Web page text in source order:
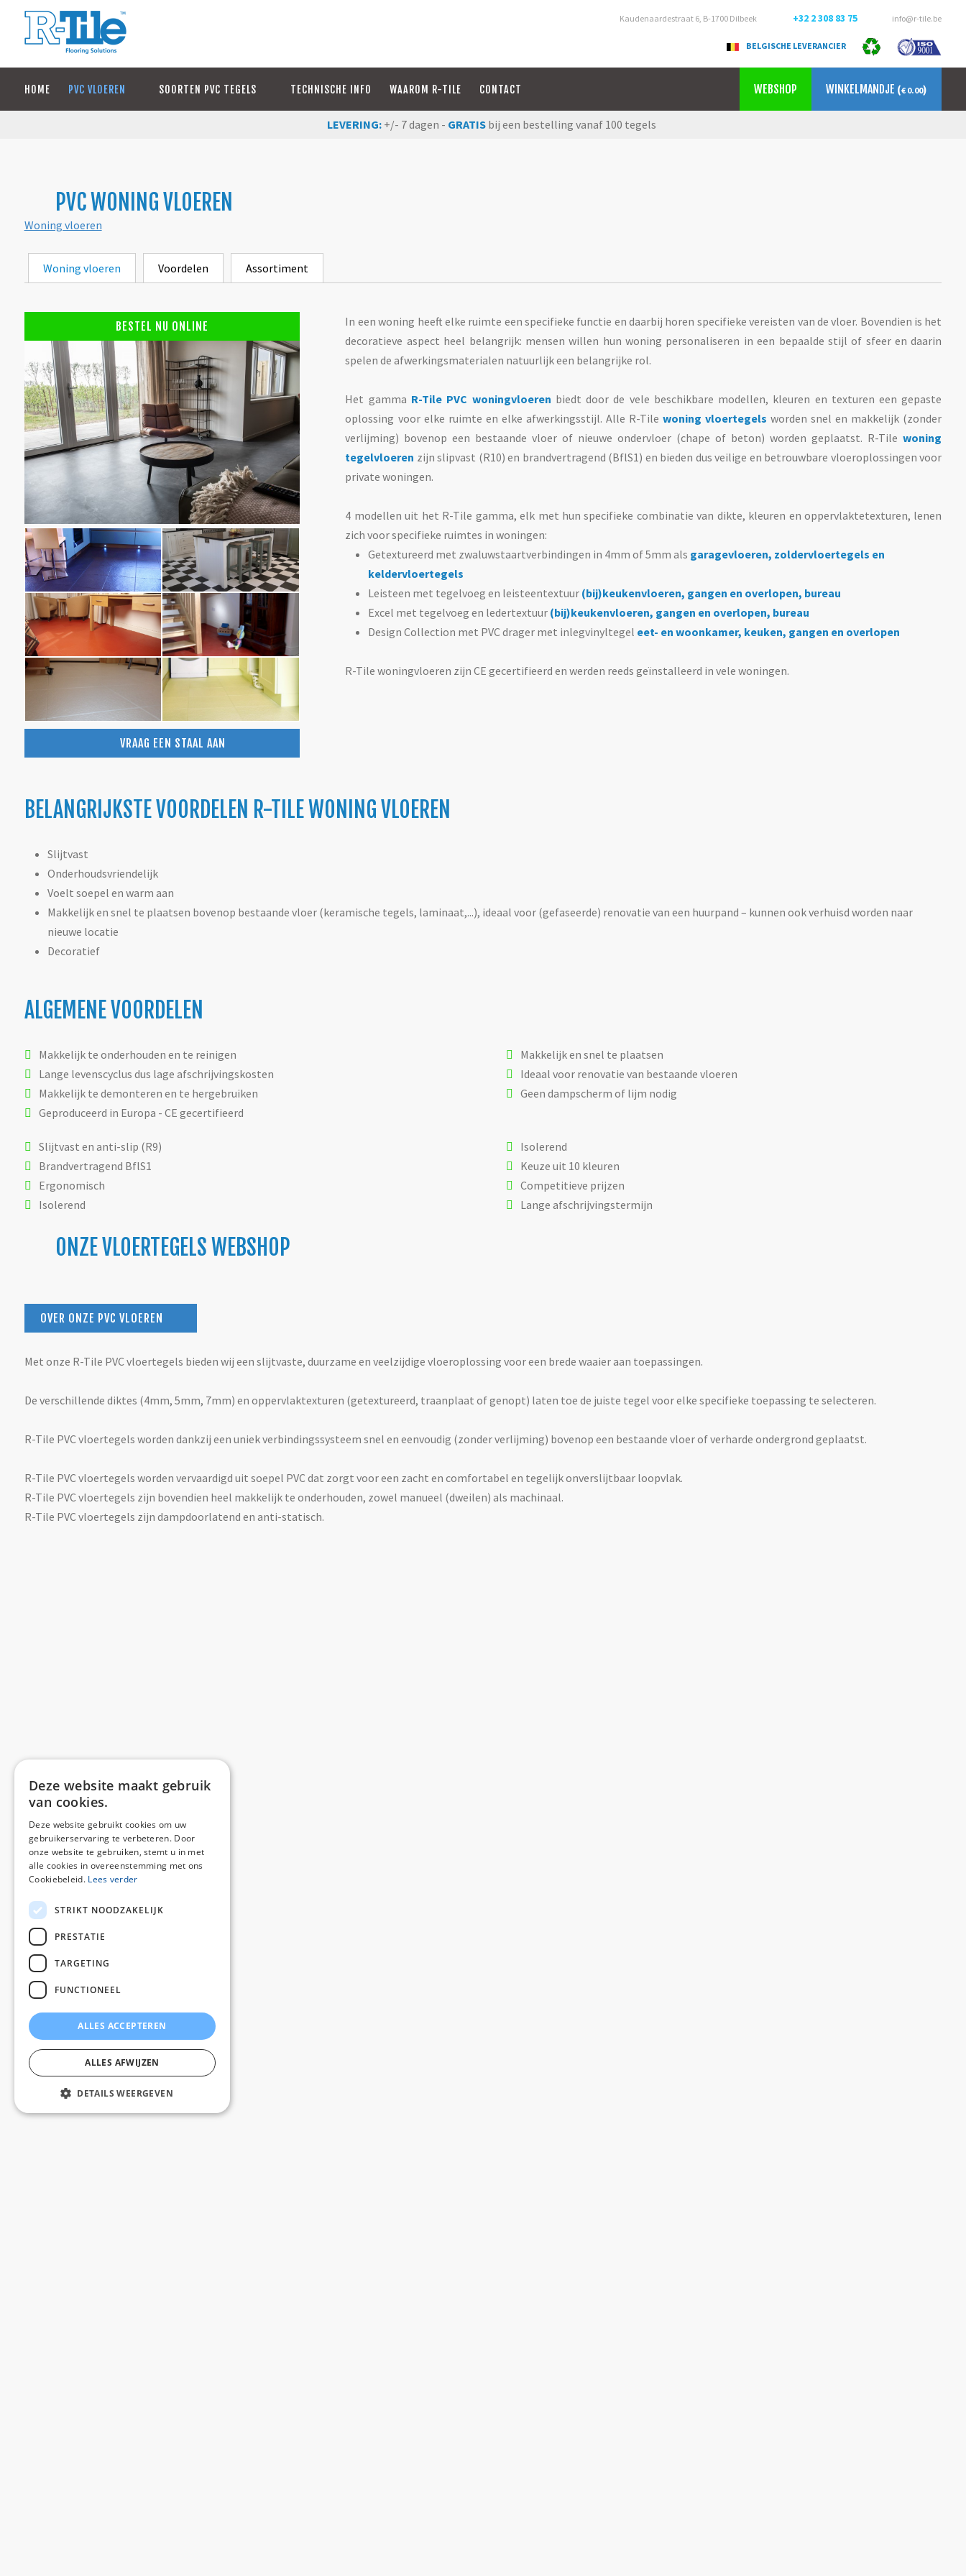
Kaudenaardestraat 6, B-1700 Dilbeek +32 2 308 83 75 info@r-tile.be
BELGISCHE LEVERANCIER
HOME PVC VLOEREN SOORTEN PVC TEGELS TECHNISCHE INFO WAAROM R-TILE CONTACT WINKELMANDJE (€ 0.00)
WEBSHOP
LEVERING: +/- 7 dagen - GRATISbij een bestelling vanaf 100 tegels
PVC WONING VLOEREN
Woning vloeren
Woning vloeren Voordelen Assortiment
In een woning heeft elke ruimte een specifieke functie en daarbij horen specifieke vereisten van de vloer. Bovendien is het
decoratieve aspect heel belangrijk: mensen willen hun woning personaliseren in een bepaalde stijl of sfeer en daarin
spelen de afwerkingsmaterialen natuurlijk een belangrijke rol.
Het gamma R-Tile PVC woningvloeren biedt door de vele beschikbare modellen, kleuren en texturen een gepaste
oplossing voor elke ruimte en elke afwerkingsstijl. Alle R-Tilewoning vloertegels worden snel en makkelijk (zonder
verlijming) bovenop een bestaande vloer of nieuwe ondervloer (chape of beton) worden geplaatst. R-Tilewoning
tegelvloeren zijn slipvast (R10) en brandvertragend (BflS1) en bieden dus veilige en betrouwbare vloeroplossingen voor
private woningen.
4 modellen uit het R-Tile gamma, elk met hun specifieke combinatie van dikte, kleuren en oppervlaktetexturen, lenen
zich voor specifieke ruimtes in woningen:
Getextureerd met zwaluwstaartverbindingen in 4mm of 5mm als garagevloeren, zoldervloertegels en
keldervloertegels
Leisteen met tegelvoeg en leisteentextuur (bij)keukenvloeren, gangen en overlopen, bureau
Excel met tegelvoeg en ledertextuur (bij)keukenvloeren, gangen en overlopen, bureau
Design Collection met PVC drager met inlegvinyltegel eet- en woonkamer, keuken, gangen en overlopen
R-Tile woningvloeren zijn CE gecertifieerd en werden reeds geïnstalleerd in vele woningen.
BESTEL NU ONLINE
VRAAG EEN STAAL AAN
BELANGRIJKSTE VOORDELEN R-TILE WONING VLOEREN
Slijtvast
Onderhoudsvriendelijk
Voelt soepel en warm aan
Makkelijk en snel te plaatsen bovenop bestaande vloer (keramische tegels, laminaat,...), ideaal voor (gefaseerde) renovatie van een huurpand – kunnen ook verhuisd worden naar
nieuwe locatie
Decoratief
ALGEMENE VOORDELEN
Makkelijk te onderhouden en te reinigen
Lange levenscyclus dus lage afschrijvingskosten
Makkelijk te demonteren en te hergebruiken
Geproduceerd in Europa - CE gecertifieerd
Makkelijk en snel te plaatsen
Ideaal voor renovatie van bestaande vloeren
Geen dampscherm of lijm nodig
Slijtvast en anti-slip (R9)
Brandvertragend BflS1
Ergonomisch
Isolerend
Isolerend
Keuze uit 10 kleuren
Competitieve prijzen
Lange afschrijvingstermijn
ONZE VLOERTEGELS WEBSHOP
OVER ONZE PVC VLOEREN
Met onze R-Tile PVC vloertegels bieden wij een slijtvaste, duurzame en veelzijdige vloeroplossing voor een brede waaier aan toepassingen.
De verschillende diktes (4mm, 5mm, 7mm) en oppervlaktexturen (getextureerd, traanplaat of genopt) laten toe de juiste tegel voor elke specifieke toepassing te selecteren.
R-Tile PVC vloertegels worden dankzij een uniek verbindingssysteem snel en eenvoudig (zonder verlijming) bovenop een bestaande vloer of verharde ondergrond geplaatst.
R-Tile PVC vloertegels worden vervaardigd uit soepel PVC dat zorgt voor een zacht en comfortabel en tegelijk onverslijtbaar loopvlak.
R-Tile PVC vloertegels zijn bovendien heel makkelijk te onderhouden, zowel manueel (dweilen) als machinaal.
R-Tile PVC vloertegels zijn dampdoorlatend en anti-statisch.
Deze website maakt gebruik
van cookies.
Deze website gebruikt cookies om uw
gebruikerservaring te verbeteren. Door
onze website te gebruiken, stemt u in met
alle cookies in overeenstemming met ons
Cookiebeleid. Lees verder
STRIKT NOODZAKELIJK
PRESTATIE
TARGETING
FUNCTIONEEL
ALLES ACCEPTEREN
ALLES AFWIJZEN
DETAILS WEERGEVEN